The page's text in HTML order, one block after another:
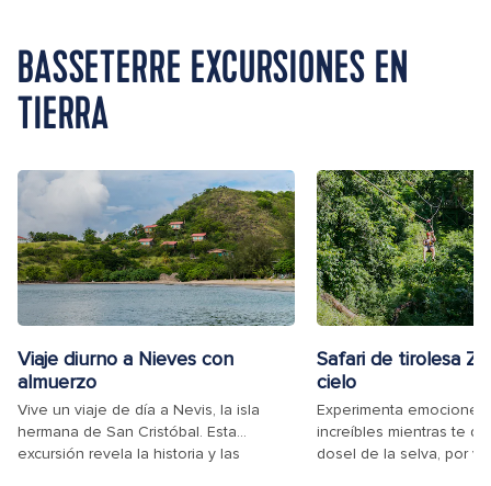
BASSETERRE EXCURSIONES EN
TIERRA